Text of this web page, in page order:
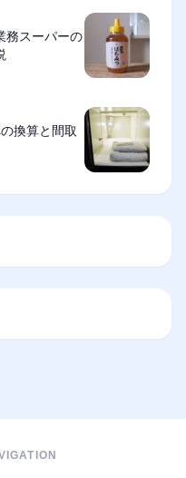
務スーパーの
換算と間取